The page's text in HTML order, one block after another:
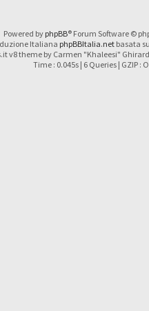
Powered by phpBB® Forum Software ©
Italiana phpBBItalia.netbasata
v8 theme by Carmen "Khaleesi"
Time : 0.045s | 6 Queries | GZIP :